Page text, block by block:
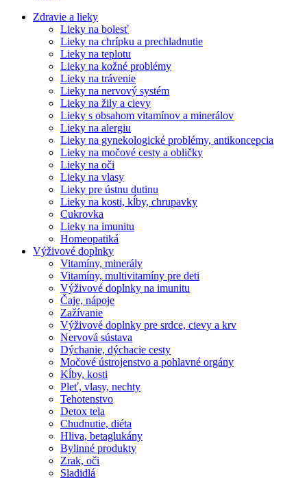
Zdravie a lieky
Lieky na bolesť
Lieky na chrípku a prechladnutie
Lieky na teplotu
Lieky na kožné problémy
Lieky na trávenie
Lieky na nervový systém
Lieky na žily a cievy
Lieky s obsahom vitamínov a minerálov
Lieky na alergiu
Lieky na gynekologické problémy, antikoncepcia
Lieky na močové cesty a obličky
Lieky na oči
Lieky na vlasy
Lieky pre ústnu dutinu
Lieky na kosti, kĺby, chrupavky
Cukrovka
Lieky na imunitu
Homeopatiká
Výživové doplnky
Vitamíny, minerály
Vitamíny, multivitamíny pre deti
Výživové doplnky na imunitu
Čaje, nápoje
Zažívanie
Výživové doplnky pre srdce, cievy a krv
Nervová sústava
Dýchanie, dýchacie cesty
Močové ústrojenstvo a pohlavné orgány
Kĺby, kosti
Pleť, vlasy, nechty
Tehotenstvo
Detox tela
Chudnutie, diéta
Hliva, betaglukány
Bylinné produkty
Zrak, oči
Sladidlá